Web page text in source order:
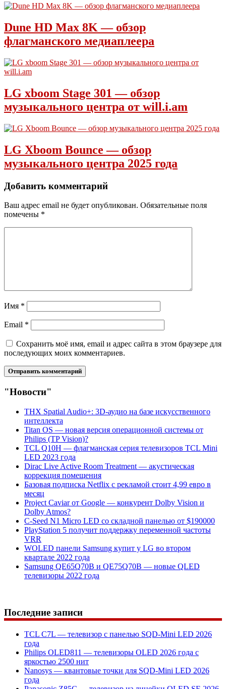
Dune HD Max 8K — обзор
флагманского медиаплеера
LG xboom Stage 301 — обзор
музыкального центра от will.i.am
LG Xboom Bounce — обзор
музыкального центра 2025 года
Добавить комментарий
Ваш адрес email не будет опубликован. Обязательные поля
помечены *
Имя *
Email *
Сохранить моё имя, email и адрес сайта в этом браузере для
последующих моих комментариев.
"Новости"
THX Spatial Audio+: 3D-аудио на базе искусственного
интеллекта
Titan OS — новая версия операционной системы от
Philips (TP Vision)?
TCL Q10H — флагманская серия телевизоров TCL Mini
LED 2023 года
Dirac Live Active Room Treatment — акустическая
коррекция помещения
Базовая подписка Netflix с рекламой стоит 4,99 евро в
месяц
Project Caviar от Google — конкурент Dolby Vision и
Dolby Atmos?
C-Seed N1 Micro LED со складной панелью от $190000
PlayStation 5 получит поддержку переменной частоты
VRR
WOLED панели Samsung купит у LG во втором
квартале 2022 года
Samsung QE65Q70B и QE75Q70B — новые QLED
телевизоры 2022 года
Последние записи
TCL C7L — телевизор с панелью SQD-Mini LED 2026
года
Philips OLED811 — телевизоры OLED 2026 года с
яркостью 2500 нит
Nanosys — квантовые точки для SQD-Mini LED 2026
года